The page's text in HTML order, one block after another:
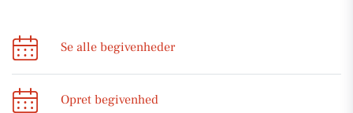
Se alle begivenheder
Opret begivenhed